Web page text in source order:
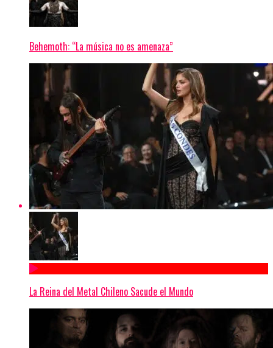
Behemoth: “La música no es amenaza”
La Reina del Metal Chileno Sacude el Mundo